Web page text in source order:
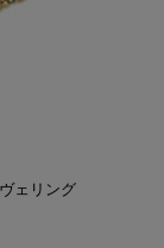
ェリング